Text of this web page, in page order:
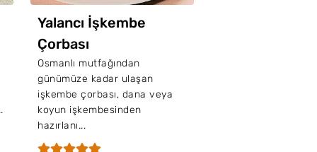
Yalancı İşkembe
Çorbası
Osmanlı mutfağından
günümüze kadar ulaşan
işkembe çorbası, dana veya
koyun işkembesinden
hazırlanı...